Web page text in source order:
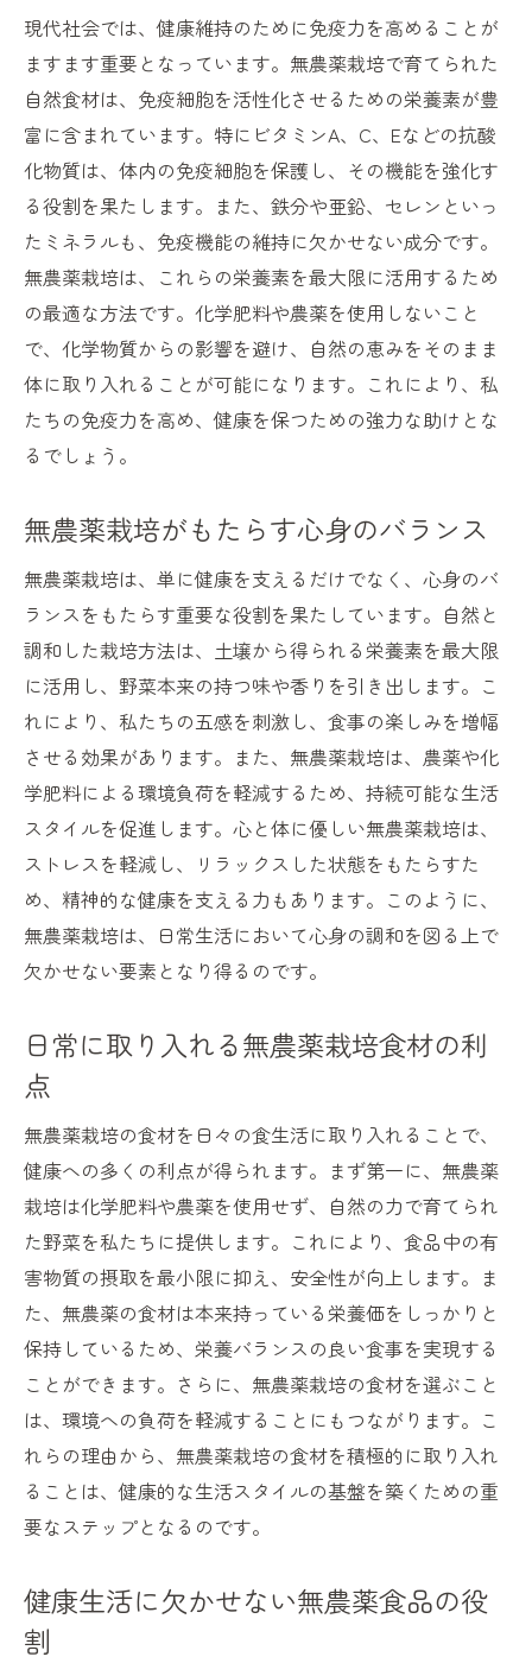
現代社会では、健康維持のために免疫力を高めることが
ますます重要となっています。無農薬栽培で育てられた
自然食材は、免疫細胞を活性化させるための栄養素が豊
富に含まれています。特にビタミンA、C、Eなどの抗酸
化物質は、体内の免疫細胞を保護し、その機能を強化す
る役割を果たします。また、鉄分や亜鉛、セレンといっ
たミネラルも、免疫機能の維持に欠かせない成分です。
無農薬栽培は、これらの栄養素を最大限に活用するため
の最適な方法です。化学肥料や農薬を使用しないこと
で、化学物質からの影響を避け、自然の恵みをそのまま
体に取り入れることが可能になります。これにより、私
たちの免疫力を高め、健康を保つための強力な助けとな
るでしょう。
無農薬栽培がもたらす心身のバランス
無農薬栽培は、単に健康を支えるだけでなく、心身のバ
ランスをもたらす重要な役割を果たしています。自然と
調和した栽培方法は、土壌から得られる栄養素を最大限
に活用し、野菜本来の持つ味や香りを引き出します。こ
れにより、私たちの五感を刺激し、食事の楽しみを増幅
させる効果があります。また、無農薬栽培は、農薬や化
学肥料による環境負荷を軽減するため、持続可能な生活
スタイルを促進します。心と体に優しい無農薬栽培は、
ストレスを軽減し、リラックスした状態をもたらすた
め、精神的な健康を支える力もあります。このように、
無農薬栽培は、日常生活において心身の調和を図る上で
欠かせない要素となり得るのです。
日常に取り入れる無農薬栽培食材の利
点
無農薬栽培の食材を日々の食生活に取り入れることで、
健康への多くの利点が得られます。まず第一に、無農薬
栽培は化学肥料や農薬を使用せず、自然の力で育てられ
た野菜を私たちに提供します。これにより、食品中の有
害物質の摂取を最小限に抑え、安全性が向上します。ま
た、無農薬の食材は本来持っている栄養価をしっかりと
保持しているため、栄養バランスの良い食事を実現する
ことができます。さらに、無農薬栽培の食材を選ぶこと
は、環境への負荷を軽減することにもつながります。こ
れらの理由から、無農薬栽培の食材を積極的に取り入れ
ることは、健康的な生活スタイルの基盤を築くための重
要なステップとなるのです。
健康生活に欠かせない無農薬食品の役
割